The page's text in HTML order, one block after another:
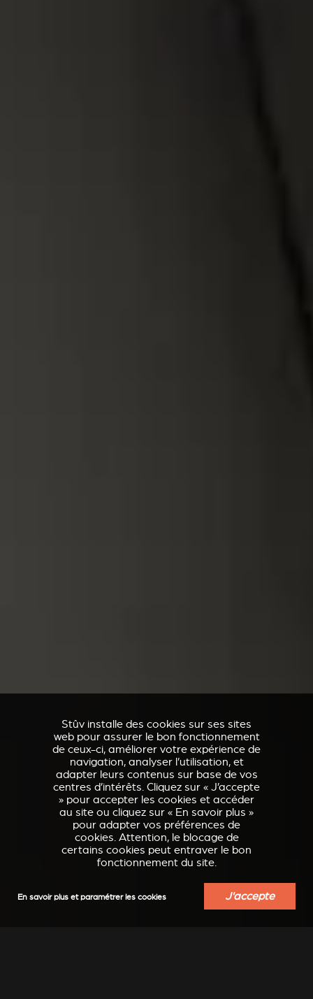
Stûv installe des cookies sur ses sites
web pour assurer le bon fonctionnement
de ceux-ci, améliorer votre expérience de
navigation, analyser l’utilisation, et
adapter leurs contenus sur base de vos
centres d’intérêts. Cliquez sur « J’accepte
» pour accepter les cookies et accéder
au site ou cliquez sur « En savoir plus »
pour adapter vos préférences de
cookies. Attention, le blocage de
certains cookies peut entraver le bon
fonctionnement du site.
En savoir plus et paramétrer les cookies J'accepte